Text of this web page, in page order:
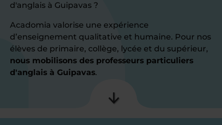
d'anglais à Guipavas ?
Acadomia valorise une expérience
d’enseignement qualitative et humaine. Pour nos
élèves de primaire, collège, lycée et du supérieur,
nous mobilisons des professeurs particuliers
d'anglais à Guipavas.